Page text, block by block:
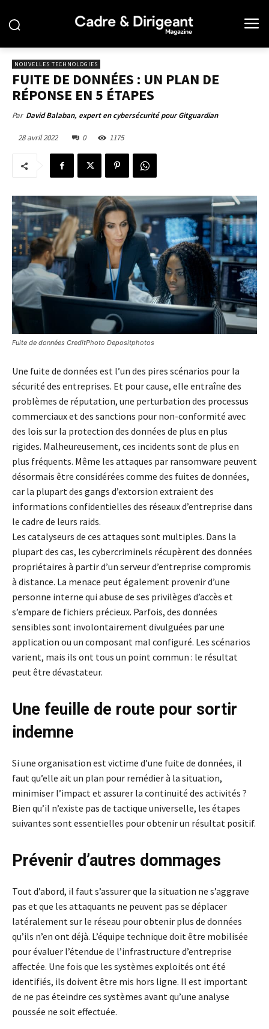
NOUVELLES TECHNOLOGIES
FUITE DE DONNÉES : UN PLAN DE
RÉPONSE EN 5 ÉTAPES
Par David Balaban, expert en cybersécurité pour Gitguardian
28 avril 2022 0 1175
Fuite de données CreditPhoto Depositphotos
Une fuite de données est l’un des pires scénarios pour la
sécurité des entreprises. Et pour cause, elle entraîne des
problèmes de réputation, une perturbation des processus
commerciaux et des sanctions pour non-conformité avec
des lois sur la protection des données de plus en plus
rigides. Malheureusement, ces incidents sont de plus en
plus fréquents. Même les attaques par ransomware peuvent
désormais être considérées comme des fuites de données,
car la plupart des gangs d’extorsion extraient des
informations confidentielles des réseaux d’entreprise dans
le cadre de leurs raids.
Les catalyseurs de ces attaques sont multiples. Dans la
plupart des cas, les cybercriminels récupèrent des données
propriétaires à partir d’un serveur d’entreprise compromis
à distance. La menace peut également provenir d’une
personne interne qui abuse de ses privilèges d’accès et
s’empare de fichiers précieux. Parfois, des données
sensibles sont involontairement divulguées par une
application ou un composant mal configuré. Les scénarios
varient, mais ils ont tous un point commun : le résultat
peut être dévastateur.
Une feuille de route pour sortir
indemne
Si une organisation est victime d’une fuite de données, il
faut qu’elle ait un plan pour remédier à la situation,
minimiser l’impact et assurer la continuité des activités ?
Bien qu’il n’existe pas de tactique universelle, les étapes
suivantes sont essentielles pour obtenir un résultat positif.
Prévenir d’autres dommages
Tout d’abord, il faut s’assurer que la situation ne s’aggrave
pas et que les attaquants ne peuvent pas se déplacer
latéralement sur le réseau pour obtenir plus de données
qu’ils n’en ont déjà. L’équipe technique doit être mobilisée
pour évaluer l’étendue de l’infrastructure d’entreprise
affectée. Une fois que les systèmes exploités ont été
identifiés, ils doivent être mis hors ligne. Il est important
de ne pas éteindre ces systèmes avant qu’une analyse
poussée ne soit effectuée.